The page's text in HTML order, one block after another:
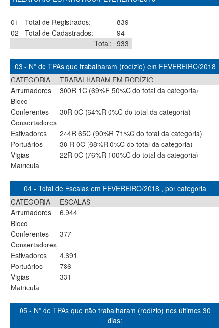
01 - Total de Registrados:
839
02 - Total de Cadastrados:
94
Total: 933
03 - Nº de TPAs que trabalharam (rodízio) em FEVEREIRO/2018
CATEGORIA
TRABALHARAM EM RODÍZIO
Arrumadores
300R 1C (69%R 50%C do total da categoria)
Bloco
Conferentes
30R 0C (64%R 0%C do total da categoria)
Consertadores
Estivadores
244R 65C (90%R 71%C do total da categoria)
Portuários
38 R 0C (68%R 0%C do total da categoria)
Vigias
22R 0C (76%R 100%C do total da categoria)
Matricula
04 - Total de Escalas em FEVEREIRO/2018 , por categoria
CATEGORIA
ESCALAS
Arrumadores
6.944
Bloco
Conferentes
377
Consertadores
Estivadores
4.691
Portuários
786
Vigias
331
Matricula
05 - Nº de TPAs que não trabalharam (rodízio) nos últimos 30
dias: